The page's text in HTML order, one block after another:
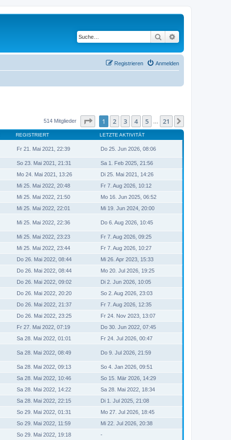
Suche
Anmelden
Registrieren
514 Mitglieder Seite von21
1 2 3 4 5 21
REGISTRIERT LETZTE AKTIVITÄT
Fr 21. Mai 2021, 22:39 Do 25. Jun 2026, 08:06
So 23. Mai 2021, 21:31
Sa 1. Feb 2025, 21:56
Mo 24. Mai 2021, 13:26
Di 25. Mai 2021, 14:26
Mi 25. Mai 2022, 20:48
Fr 7. Aug 2026, 10:12
Mi 25. Mai 2022, 21:50
Mo 16. Jun 2025, 06:52
Mi 25. Mai 2022, 22:01 Mi 19. Jun 2024, 20:00
Mi 25. Mai 2022, 22:36 Do 6. Aug 2026, 10:45
Mi 25. Mai 2022, 23:23
Fr 7. Aug 2026, 09:25
Mi 25. Mai 2022, 23:44
Fr 7. Aug 2026, 10:27
Do 26. Mai 2022, 08:44
Mi 26. Apr 2023, 15:33
Do 26. Mai 2022, 08:44
Mo 20. Jul 2026, 19:25
Do 26. Mai 2022, 09:02
Di 2. Jun 2026, 10:05
Do 26. Mai 2022, 20:20
So 2. Aug 2026, 23:03
Do 26. Mai 2022, 21:37
Fr 7. Aug 2026, 12:35
Do 26. Mai 2022, 23:25
Fr 24. Nov 2023, 13:07
Fr 27. Mai 2022, 07:19
Do 30. Jun 2022, 07:45
Sa 28. Mai 2022, 01:01 Fr 24. Jul 2026, 00:47
Sa 28. Mai 2022, 08:49 Do 9. Jul 2026, 21:59
Sa 28. Mai 2022, 09:13
So 4. Jan 2026, 09:51
Sa 28. Mai 2022, 10:46
So 15. Mär 2026, 14:29
Sa 28. Mai 2022, 14:22
Sa 28. Mai 2022, 18:34
Sa 28. Mai 2022, 22:15
Di 1. Jul 2025, 21:08
So 29. Mai 2022, 01:31
Mo 27. Jul 2026, 18:45
So 29. Mai 2022, 11:59
Mi 22. Jul 2026, 20:38
So 29. Mai 2022, 19:18 -